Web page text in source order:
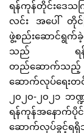
ရန်ကုန်တိုင်းဒေသက
လင်း အပေါ် တိုင်က
ဖွဲ့စည်းဆောင်ရွက်
သည် ရန်ကုန်တိုင်
တည်ဆောက်သည့်
ဆောက်လုပ်ရေးတ
၂၀၂၀-၂၀၂၁ ဘ
ရန်ကုန်အနောက်
ဆောက်လုပ်ခွင့်ရရှိ